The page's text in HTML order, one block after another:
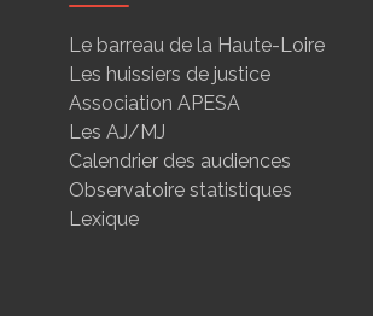
Le barreau de la Haute-Loire
Les huissiers de justice
Association APESA
Les AJ/MJ
Calendrier des audiences
Observatoire statistiques
Lexique